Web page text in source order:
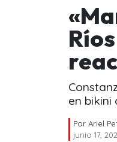
en bikini
Por Ariel
junio 17,